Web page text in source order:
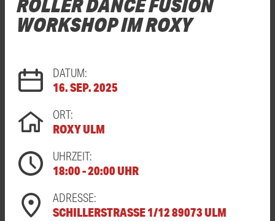
WORKSHOP IM ROXY
DATUM:
16. SEP. 2025
ORT:
ROXY ULM
UHRZEIT:
18:00 - 20:00 UHR
ADRESSE:
SCHILLERSTRASSE 1/12 89073 ULM